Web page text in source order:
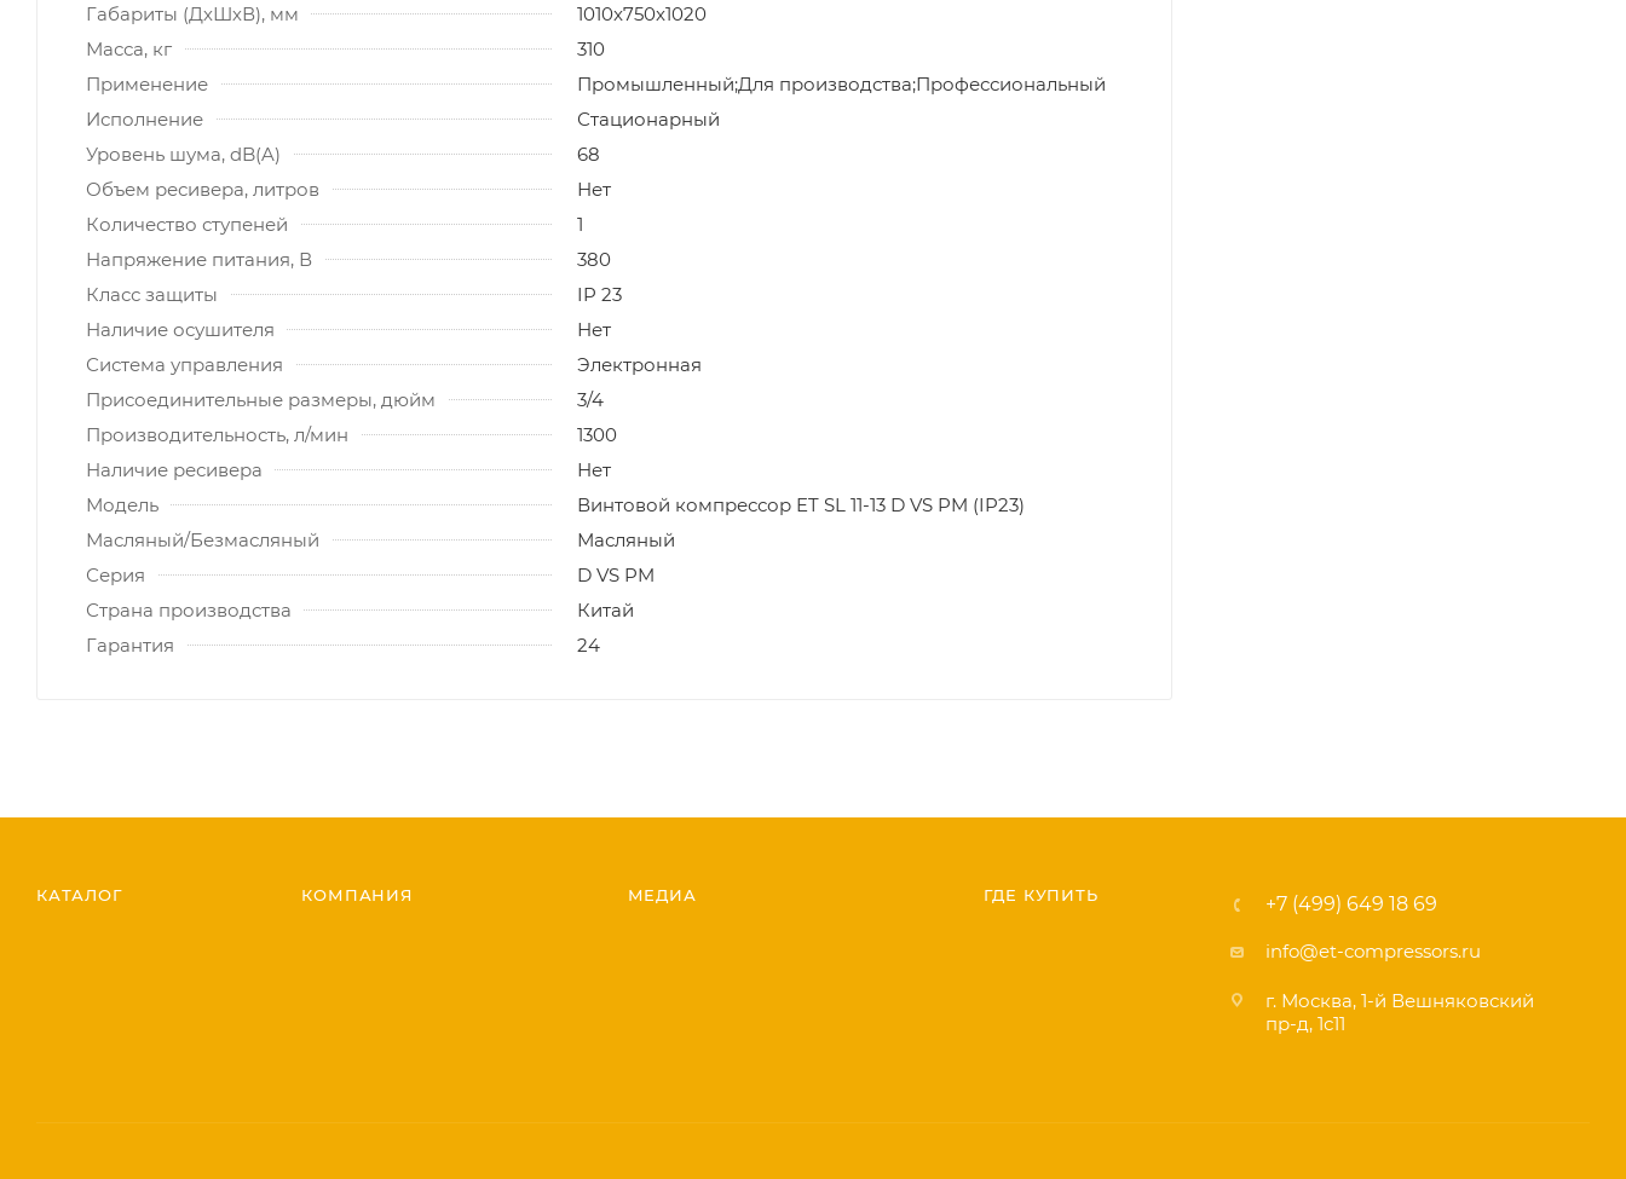
Габариты (ДхШхВ), мм
1010x750x1020
Масса, кг
310
Применение
Промышленный;Для производства;Профессиональный
Исполнение
Стационарный
Уровень шума, dB(A)
68
Объем ресивера, литров
Нет
Количество ступеней
1
Напряжение питания, В
380
Класс защиты
IP 23
Наличие осушителя
Нет
Система управления
Электронная
Присоединительные размеры, дюйм
3/4
Производительность, л/мин
1300
Наличие ресивера
Нет
Модель
Винтовой компрессор ET SL 11-13 D VS PM (IP23)
Масляный/Безмасляный
Масляный
Серия
D VS PM
Страна производства
Китай
Гарантия
24
КАТАЛОГ КОМПАНИЯ МЕДИА ГДЕ КУПИТЬ +7 (499) 649 18 69
info@et-compressors.ru
г. Москва, 1-й Вешняковский
пр-д, 1с11